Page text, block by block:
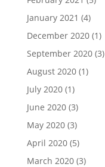
January 2021 (4)
December 2020(1)
September 2020(3)
August 2020(1)
July 2020(1)
June 2020(3)
May 2020(3)
April 2020(5)
March 2020(3)